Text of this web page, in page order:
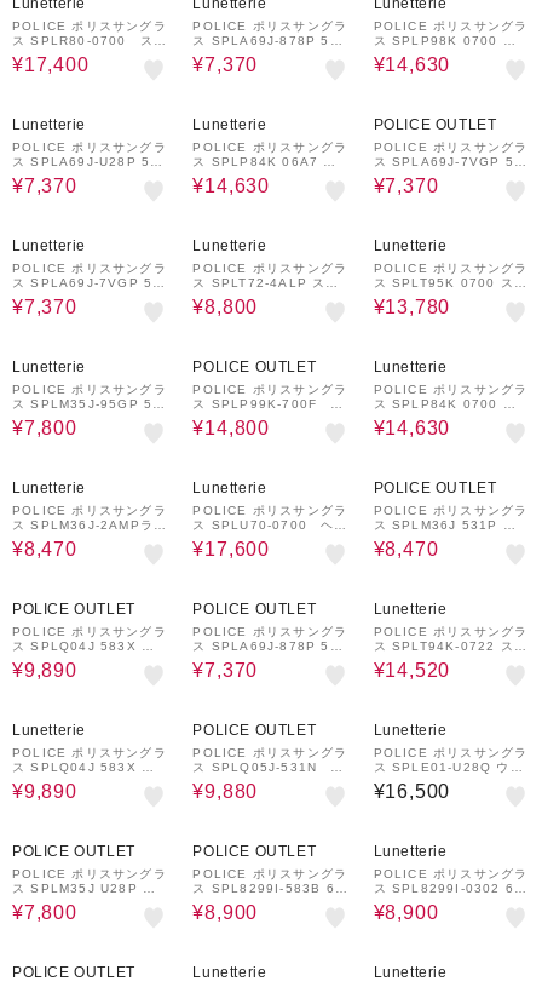
Lunetterie
POLICE ポリスサングラ
ス SPLR80-0700 スク
エアシェイプ
¥17,400
Lunetterie
POLICE ポリスサングラ
ス SPLA69J-878P 53
ウェリントンシェイプ ジ
ャパンフィット
¥7,370
Lunetterie
POLICE ポリスサングラ
ス SPLP98K 0700 ラ
ウンドシェイプ
¥14,630
Lunetterie
POLICE ポリスサングラ
ス SPLA69J-U28P 53
ウェリントンシェイプ ジ
ャパンフィット
¥7,370
Lunetterie
POLICE ポリスサングラ
ス SPLP84K 06A7 ス
クエアシェイプ
¥14,630
POLICE OUTLET
POLICE ポリスサングラ
ス SPLA69J-7VGP 53
ウェリントンシェイプ ジ
ャパンフィット
¥7,370
Lunetterie
POLICE ポリスサングラ
ス SPLA69J-7VGP 53
ウェリントンシェイプ ジ
ャパンフィット
¥7,370
Lunetterie
POLICE ポリスサングラ
ス SPLT72-4ALP スク
エアシェイプ偏光サング
ラス
¥8,800
Lunetterie
POLICE ポリスサングラ
ス SPLT95K 0700 スク
エアシェイプ
¥13,780
Lunetterie
POLICE ポリスサングラ
ス SPLM35J-95GP 56
ウェリントンシェイプ
(アジアンフィット)
¥7,800
POLICE OUTLET
POLICE ポリスサングラ
ス SPLP99K-700F ウ
ェリントンシェイプ
¥14,800
Lunetterie
POLICE ポリスサングラ
ス SPLP84K 0700 ス
クエアシェイプ
¥14,630
Lunetterie
POLICE ポリスサングラ
ス SPLM36J-2AMPラウ
ンド・シェイプ偏光サン
グラス
¥8,470
Lunetterie
POLICE ポリスサングラ
ス SPLU70-0700 ヘキ
サゴンシェイプ
¥17,600
POLICE OUTLET
POLICE ポリスサングラ
ス SPLM36J 531P ラ
ウンドシェイプ
¥8,470
POLICE OUTLET
POLICE ポリスサングラ
ス SPLQ04J 583X シ
ャープなスクエアシェイ
プ
¥9,890
POLICE OUTLET
POLICE ポリスサングラ
ス SPLA69J-878P 53
ウェリントンシェイプ ジ
ャパンフィット
¥7,370
Lunetterie
POLICE ポリスサングラ
ス SPLT94K-0722 スク
エアシェイプ
¥14,520
Lunetterie
POLICE ポリスサングラ
ス SPLQ04J 583X シ
ャープなスクエアシェイ
プ
¥9,890
POLICE OUTLET
POLICE ポリスサングラ
ス SPLQ05J-531N ス
クエアシェイプ
¥9,880
Lunetterie
POLICE ポリスサングラ
ス SPLE01-U28Q ウェ
リントンシェイプ 偏光サ
ングラス
¥16,500
POLICE OUTLET
POLICE ポリスサングラ
ス SPLM35J U28P ス
クエアシェイプ
¥7,800
POLICE OUTLET
POLICE ポリスサングラ
ス SPL8299I-583B 61
ティアドロップシェイプ
レジェントモデル復刻版
¥8,900
Lunetterie
POLICE ポリスサングラ
ス SPL8299I-0302 61
ティアドロップシェイプ
レジェントモデル復刻版
¥8,900
POLICE OUTLET Lunetterie Lunetterie